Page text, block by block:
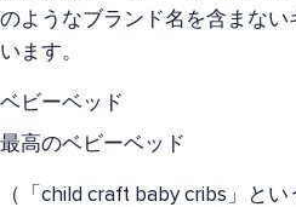
のようなブランド名を含まな
います。
ベビーベッド
最高のベビーベッド
（「child craft baby cribs」とい